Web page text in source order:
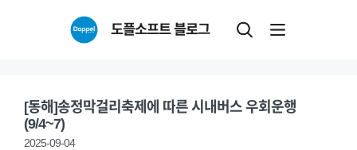
도플소프트 블로그
[동해]송정막걸리축제에 따른 시내버스 우회운행
(9/4~7)
2025-09-04